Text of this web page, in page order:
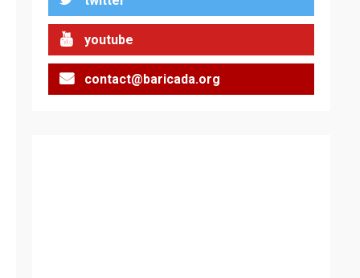
1
връх по неговите
youtube
contact@baricada.org